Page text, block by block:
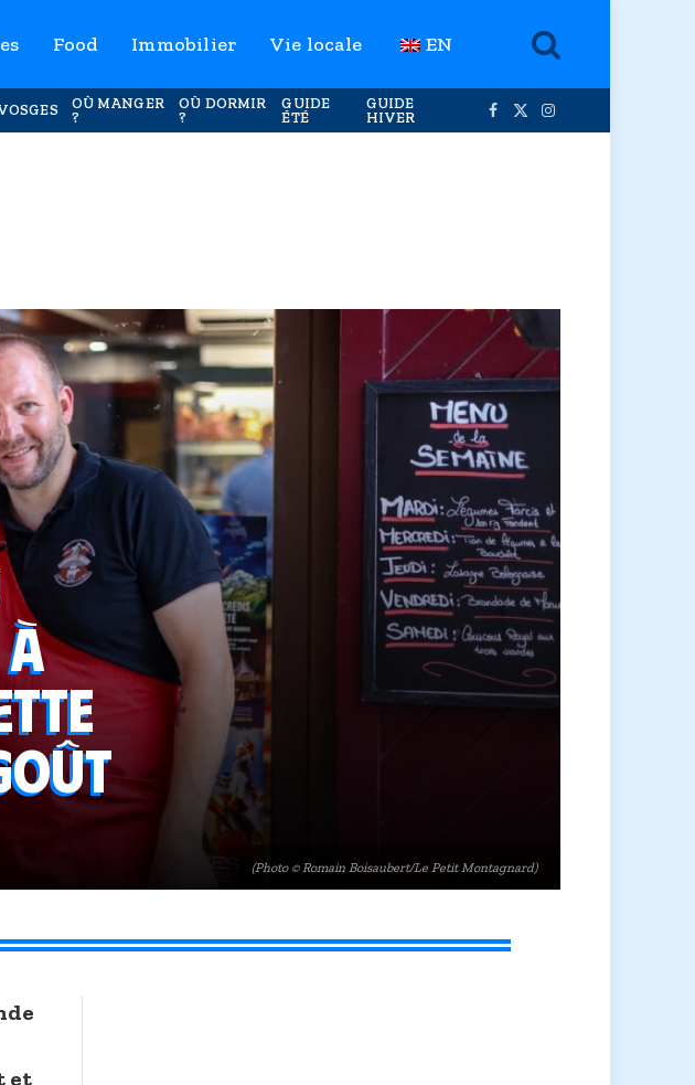
Food Immobilier Vie locale EN
OÙ MANGER
?
OÙ DORMIR
?
GUIDE
ÉTÉ
GUIDE
HIVER
Facebook
X
Instagram
(Photo © Romain Boisaubert/Le Petit Montagnard)
et